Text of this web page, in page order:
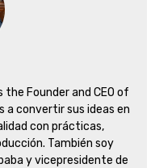
the Founder and CEO of
a convertir sus ideas en
con prácticas,
También soy
y vicepresidente de